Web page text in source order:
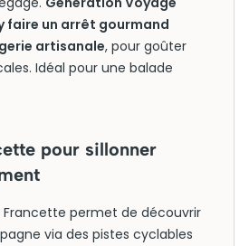
faire un arrêt gourmand
artisanale, pour goûter
Idéal pour une balade
pour sillonner
Francette permet de découvrir
via des pistes cyclables